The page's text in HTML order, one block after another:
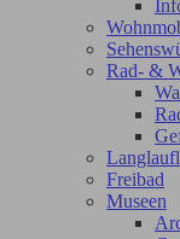
Rad- &
Freibad
Museen